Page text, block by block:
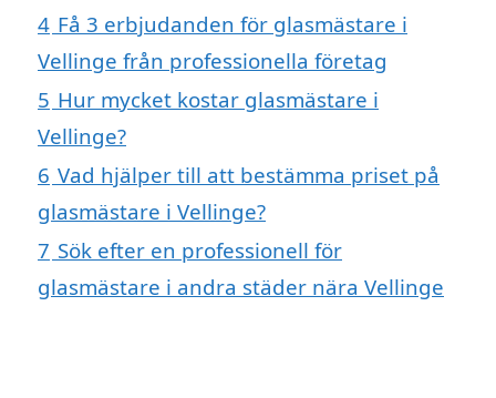
4 Få 3 erbjudanden för glasmästare i
Vellinge från professionella företag
5 Hur mycket kostar glasmästare i
Vellinge?
6 Vad hjälper till att bestämma priset på
glasmästare i Vellinge?
7 Sök efter en professionell för
glasmästare i andra städer nära Vellinge